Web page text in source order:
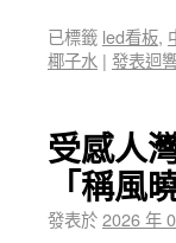
已標籤 led看板,
椰子水 | 發表迴
受感人
「稱風
發表於2026 年